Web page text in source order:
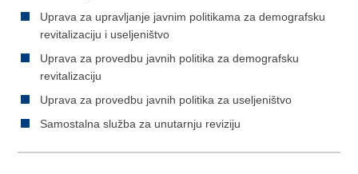
Uprava za upravljanje javnim politikama za demografsku
revitalizaciju i useljeništvo
Uprava za provedbu javnih politika za demografsku
revitalizaciju
Uprava za provedbu javnih politika za useljeništvo
Samostalna služba za unutarnju reviziju